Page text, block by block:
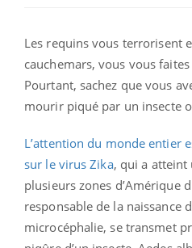
Les requins vous terrorisent
cauchemars, vous vous
Pourtant, sachez que vous
mourir piqué par un insecte
L’attention du monde entier
sur le virus Zika, qui a atteint
plusieurs zones d’Amérique
responsable de la naissance
microcéphalie, se transmet